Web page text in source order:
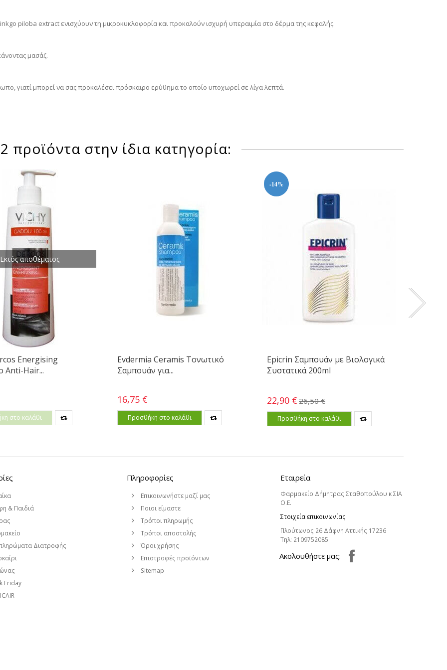
piloba extract ενισχύουν τη μικροκυκλοφορία και προκαλούν ισχυρή υπεραιμία στο δέρμα της κεφαλής.
μασάζ.
γιατί μπορεί να σας προκαλέσει πρόσκαιρο ερύθημα το οποίο υποχωρεί σε λίγα λεπτά.
προϊόντα στην ίδια κατηγορία:
Εκτός αποθέματος
Energising
Anti-Ηair...
στο καλάθι
Evdermia Ceramis Τονωτικό
Σαμπουάν για...
16,75 €
Προσθήκη στο καλάθι
-14%
Epicrin Σαμπουάν με Βιολογικά
Συστατικά 200ml
22,90 € 26,50 €
Προσθήκη στο καλάθι
& Παιδιά
Διατροφής
Friday
Πληροφορίες
Επικοινωνήστε μαζί μας
Ποιοι είμαστε
Τρόποι πληρωμής
Τρόποι αποστολής
Όροι χρήσης
Επιστροφές προϊόντων
Sitemap
Εταιρεία
Φαρμακείο Δήμητρας Σταθοπούλου κ ΣΙΑ
Ο.Ε.
Στοιχεία επικοινωνίας
Πλούτωνος 26 Δάφνη Αττικής 17236
Τηλ: 2109752085
Aκολουθήστε μας: